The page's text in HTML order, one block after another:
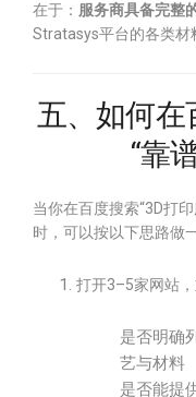
在于： 服务商具备完整
Stratasys平台的各类材
五、如何在
“靠
当你在百度搜索“3D打
时，可以按以下思路做
打开3–5家网站，
是否明确
艺与材料
是否能提